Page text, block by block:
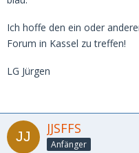
Ich hoffe den ein oder
Forum in Kassel zu treffen!
LG Jürgen
JJSFFS
Anfänger